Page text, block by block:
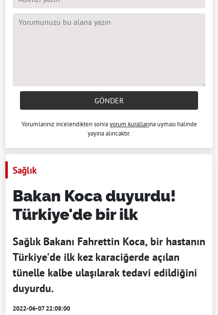
GÖNDER
Yorumlarınız incelendikten sonrayorum kurallarına uyması halinde
yayına alıncaktır.
Sağlık
Bakan Koca duyurdu!
Türkiye'de bir ilk
Sağlık Bakanı Fahrettin Koca, bir hastanın
Türkiye'de ilk kez karaciğerde açılan
tünelle kalbe ulaşılarak tedavi edildiğini
duyurdu.
2022-06-07 22:08:00